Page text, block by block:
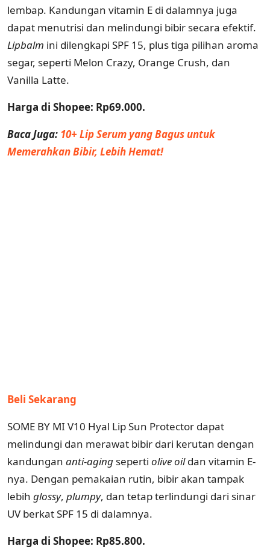
lembap. Kandungan vitamin E di dalamnya juga
dapat menutrisi dan melindungi bibir secara efektif.
Lipbalm ini dilengkapi SPF 15, plus tiga pilihan aroma
segar, seperti Melon Crazy, Orange Crush, dan
Vanilla Latte.
Harga di Shopee: Rp69.000.
Baca Juga: 10+ Lip Serum yang Bagus untuk
Memerahkan Bibir, Lebih Hemat!
Beli Sekarang
SOME BY MI V10 Hyal Lip Sun Protector dapat
melindungi dan merawat bibir dari kerutan dengan
kandungan anti-aging seperti olive oildan vitamin E-
nya. Dengan pemakaian rutin, bibir akan tampak
lebih glossy, plumpy, dan tetap terlindungi dari sinar
UV berkat SPF 15 di dalamnya.
Harga di Shopee: Rp85.800.